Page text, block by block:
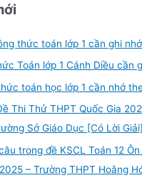
thức toán lớp 1 cần ghi
Toán lớp 1 Cánh Diều cần
toán học lớp 1 cần nhớ
Thi Thử THPT Quốc Gia
Sở Giáo Dục [Có Lời Giải]
trong đề KSCL Toán 12
– Trường THPT Hoằng